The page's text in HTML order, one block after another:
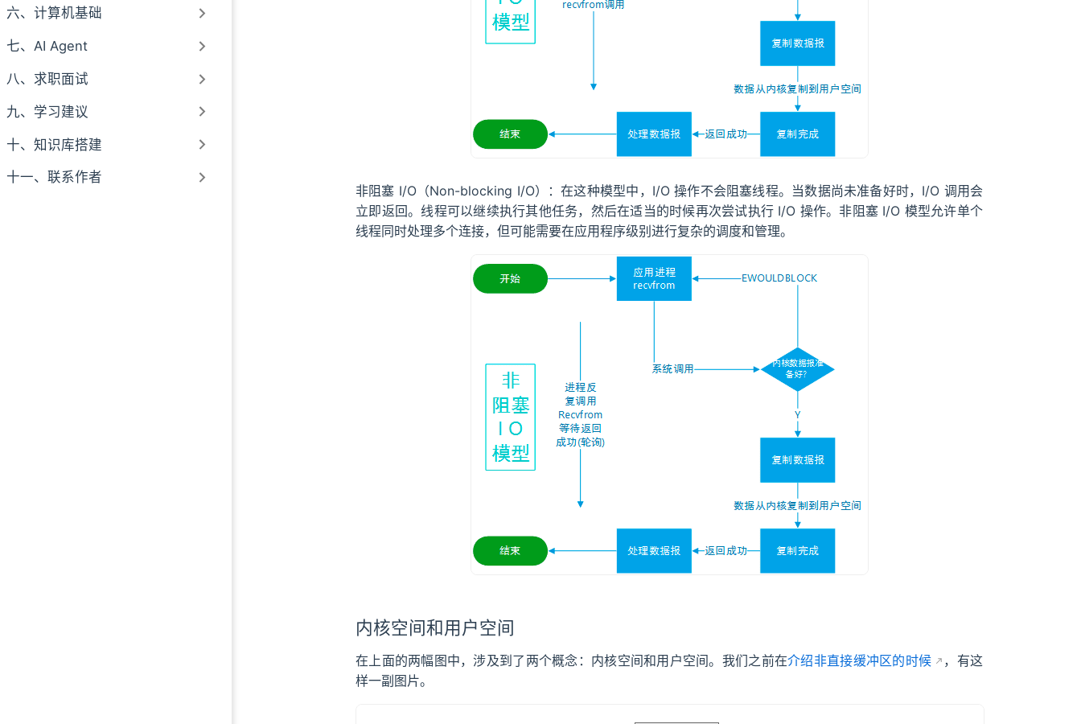
六、计算机基础
七、AI Agent
八、求职面试
九、学习建议
十、知识库搭建
十一、联系作者
非阻塞 I/O（Non-blocking I/O）：在这种模型中，I/O 操作不会阻塞线程。当数据尚未准备好时，I/O 调用会
立即返回。线程可以继续执行其他任务，然后在适当的时候再次尝试执行 I/O 操作。非阻塞 I/O 模型允许单个
线程同时处理多个连接，但可能需要在应用程序级别进行复杂的调度和管理。
内核空间和用户空间
在上面的两幅图中，涉及到了两个概念：内核空间和用户空间。我们之前在介绍非直接缓冲区的时候
，有这
样一副图片。